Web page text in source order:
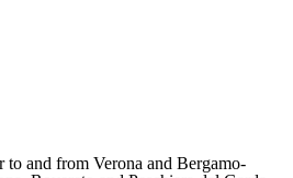
and from Verona and Bergamo-